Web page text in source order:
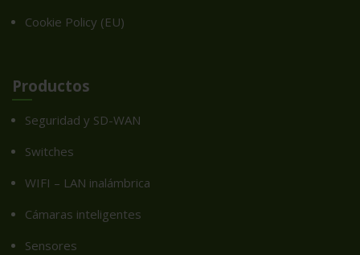
Cookie Policy (EU)
Productos
Seguridad y SD-WAN
Switches
WIFI – LAN inalámbrica
Cámaras inteligentes
Sensores